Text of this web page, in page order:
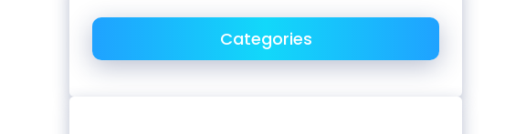
Categories